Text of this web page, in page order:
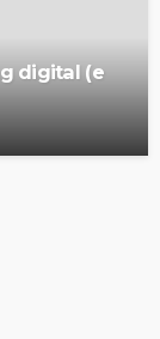
digital (e